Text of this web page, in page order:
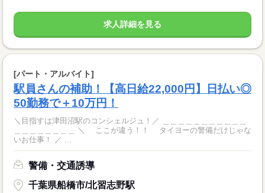
求人詳細を見る
[パート・アルバイト]
駅員さんの補助！【高日給22,000円】日払い◎
50勤務で＋10万円！
＼目指すは津田沼駅のコンシェルジュ！／ ＿＿＿＿＿＿＿＿＿＿＿
いお仕事！ ／ ...
警備・交通誘導
千葉県船橋市/北習志野駅